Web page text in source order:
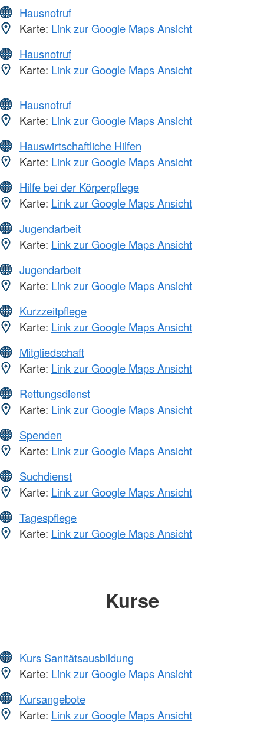
Hausnotruf
Karte: Link zur Google Maps Ansicht
Hausnotruf
Karte: Link zur Google Maps Ansicht
Hausnotruf
Karte: Link zur Google Maps Ansicht
Hauswirtschaftliche Hilfen
Karte: Link zur Google Maps Ansicht
Hilfe bei der Körperpflege
Karte: Link zur Google Maps Ansicht
Jugendarbeit
Karte: Link zur Google Maps Ansicht
Jugendarbeit
Karte: Link zur Google Maps Ansicht
Kurzzeitpflege
Karte: Link zur Google Maps Ansicht
Mitgliedschaft
Karte: Link zur Google Maps Ansicht
Rettungsdienst
Karte: Link zur Google Maps Ansicht
Spenden
Karte: Link zur Google Maps Ansicht
Suchdienst
Karte: Link zur Google Maps Ansicht
Tagespflege
Karte: Link zur Google Maps Ansicht
Kurse
Kurs Sanitätsausbildung
Karte: Link zur Google Maps Ansicht
Kursangebote
Karte: Link zur Google Maps Ansicht